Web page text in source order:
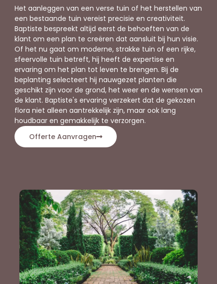
Het aanleggen van een verse tuin of het herstellen van
een bestaande tuin vereist precisie en creativiteit.
Baptiste bespreekt altijd eerst de behoeften van de
klant om een plan te creëren dat aansluit bij hun visie.
Of het nu gaat om moderne, strakke tuin of een rijke,
sfeervolle tuin betreft, hij heeft de expertise en
ervaring om het plan tot leven te brengen. Bij de
beplanting selecteert hij nauwgezet planten die
geschikt zijn voor de grond, het weer en de wensen van
de klant. Baptiste's ervaring verzekert dat de gekozen
flora niet alleen aantrekkelijk zijn, maar ook lang
houdbaar en gemakkelijk te verzorgen.
Offerte Aanvragen